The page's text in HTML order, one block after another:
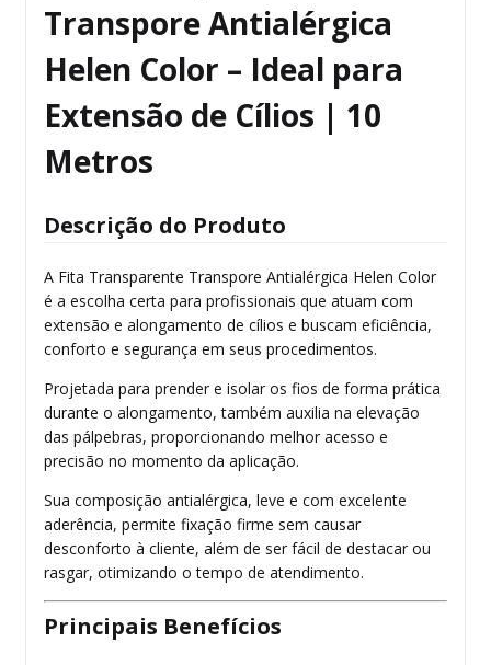
Transpore Antialérgica
Helen Color – Ideal para
Extensão de Cílios | 10
Metros
Descrição do Produto
A Fita Transparente Transpore Antialérgica Helen Color
é a escolha certa para profissionais que atuam com
extensão e alongamento de cílios e buscam eficiência,
conforto e segurança em seus procedimentos.
Projetada para prender e isolar os fios de forma prática
durante o alongamento, também auxilia na elevação
das pálpebras, proporcionando melhor acesso e
precisão no momento da aplicação.
Sua composição antialérgica, leve e com excelente
aderência, permite fixação firme sem causar
desconforto à cliente, além de ser fácil de destacar ou
rasgar, otimizando o tempo de atendimento.
Principais Benefícios